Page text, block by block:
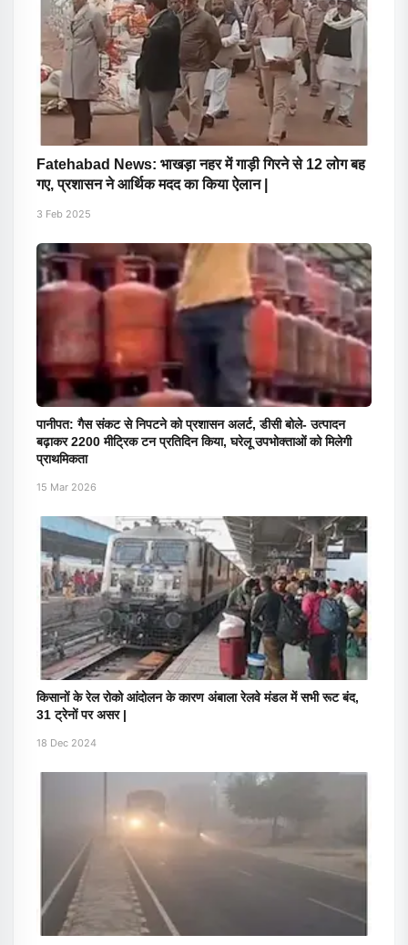
Fatehabad News: भाखड़ा नहर में गाड़ी गिरने से 12 लोग बह
गए, प्रशासन ने आर्थिक मदद का किया ऐलान |
3 Feb 2025
पानीपत: गैस संकट से निपटने को प्रशासन अलर्ट, डीसी बोले- उत्पादन
बढ़ाकर 2200 मीट्रिक टन प्रतिदिन किया, घरेलू उपभोक्ताओं को मिलेगी
प्राथमिकता
15 Mar 2026
किसानों के रेल रोको आंदोलन के कारण अंबाला रेलवे मंडल में सभी रूट बंद,
31 ट्रेनों पर असर |
18 Dec 2024